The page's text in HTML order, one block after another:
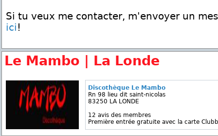
Si tu veux me contacter, m'envoyer un
ici !
Le Mambo | La Londe
Discothèque Le Mambo
Rn 98 lieu dit saint-nicolas
83250 LA LONDE
12 avis des membres
Première entrée gratuite avec la carte